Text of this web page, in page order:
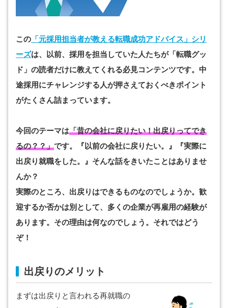
この 「元採用担当者が教える転職成功アドバイス」シリ
ーズは、以前、採用を担当していた人たちが「転職グッ
ド」の読者だけに教えてくれる必見コンテンツです。中
途採用にチャレンジする人が押さえておくべきポイント
がたくさん詰まっています。
今回のテーマは「昔の会社に戻りたい！出戻りってでき
るの？？」です。『以前の会社に戻りたい。』『実際に
出戻り就職をした。』そんな話をきいたことはありませ
んか？
実際のところ、出戻りはできるものなのでしょうか。歓
迎するか否かは別として、多くの企業が再雇用の経験が
あります。その理由は何なのでしょう。それではどう
ぞ！
出戻りのメリット
まずは出戻りと言われる再就職の